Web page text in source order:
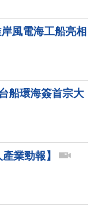
風電海工船亮相
船環海簽首宗大
業勁報】